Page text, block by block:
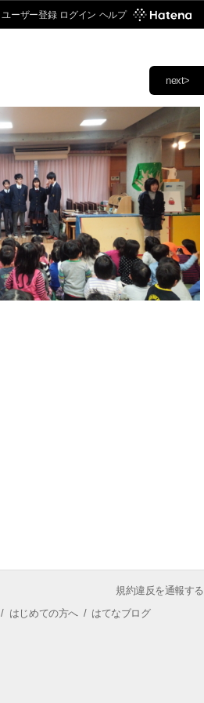
ユーザー登録 ログイン ヘルプ
next>
規約違反を通報する
/ はじめての方へ/ はてなブログ